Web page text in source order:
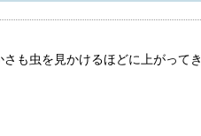
も虫を見かけるほどに上がってき